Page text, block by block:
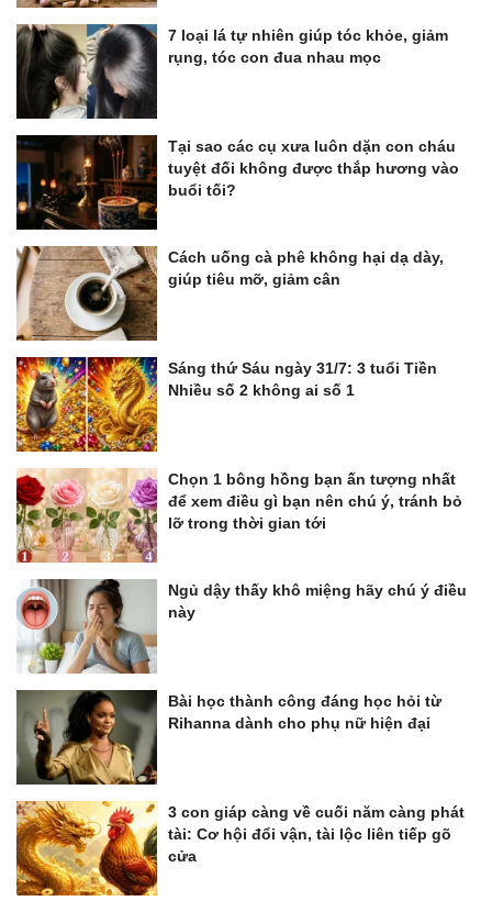
7 loại lá tự nhiên giúp tóc khỏe, giảm
rụng, tóc con đua nhau mọc
Tại sao các cụ xưa luôn dặn con cháu
tuyệt đối không được thắp hương vào
buổi tối?
Cách uống cà phê không hại dạ dày,
giúp tiêu mỡ, giảm cân
Sáng thứ Sáu ngày 31/7: 3 tuổi Tiền
Nhiều số 2 không ai số 1
Chọn 1 bông hồng bạn ấn tượng nhất
để xem điều gì bạn nên chú ý, tránh bỏ
lỡ trong thời gian tới
Ngủ dậy thấy khô miệng hãy chú ý điều
này
Bài học thành công đáng học hỏi từ
Rihanna dành cho phụ nữ hiện đại
3 con giáp càng về cuối năm càng phát
tài: Cơ hội đổi vận, tài lộc liên tiếp gõ
cửa